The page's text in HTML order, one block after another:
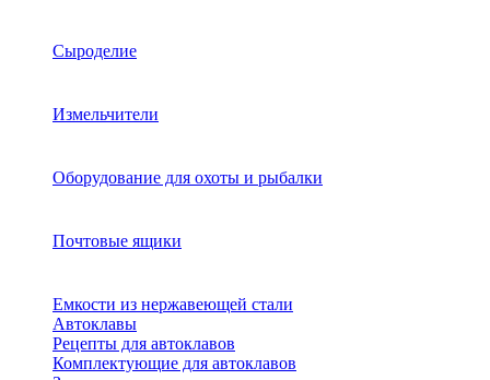
Сыроделие
Измельчители
Оборудование для охоты и рыбалки
Почтовые ящики
Емкости из нержавеющей стали
Автоклавы
Рецепты для автоклавов
Комплектующие для автоклавов